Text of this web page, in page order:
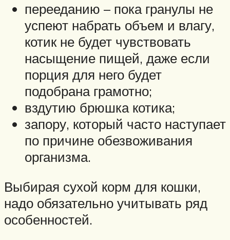
перееданию – пока гранулы не
успеют набрать объем и влагу,
котик не будет чувствовать
насыщение пищей, даже если
порция для него будет
подобрана грамотно;
вздутию брюшка котика;
запору, который часто наступает
по причине обезвоживания
организма.
Выбирая сухой корм для кошки,
надо обязательно учитывать ряд
особенностей.